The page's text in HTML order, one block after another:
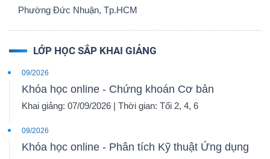
Phường Đức Nhuận, Tp.HCM
LỚP HỌC SẮP KHAI GIẢNG
09/2026
Khóa học online - Chứng khoán Cơ bản
Khai giảng: 07/09/2026 | Thời gian: Tối 2, 4, 6
09/2026
Khóa học online - Phân tích Kỹ thuật Ứng dụng